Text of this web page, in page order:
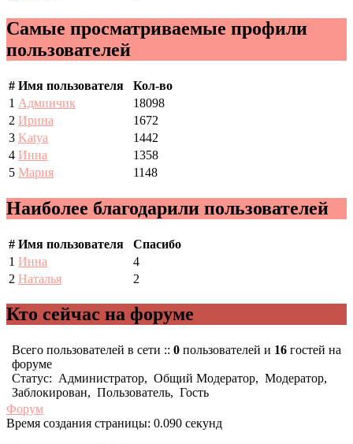
Самые просматриваемые профили
пользователей
# Имя пользователя
Кол-во
1 Админчик
18098
2 Ирина
1672
3 Katya
1442
4 Инна
1358
5 Мария 1148
Наиболее благодарили пользователей
# Имя пользователя
Спасибо
1 Инна
4
2 Наталья 2
Кто сейчас на форуме
Всего пользователей в сети :: 0 пользователей и 16 гостей на
форуме
Статус: Администратор, Общий Модератор, Модератор,
Заблокирован, Пользователь, Гость
Форум
Время создания страницы: 0.090 секунд